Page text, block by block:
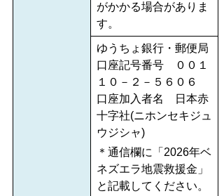
がかかる場合がありま
す。
ゆうちょ銀行・郵便局
口座記号番号 ００１
１０－２－５６０６
口座加入者名 日本赤
十字社(ニホンセキジュ
ウジシャ)
＊通信欄に「2026年ベ
ネズエラ地震救援金」
と記載してください。